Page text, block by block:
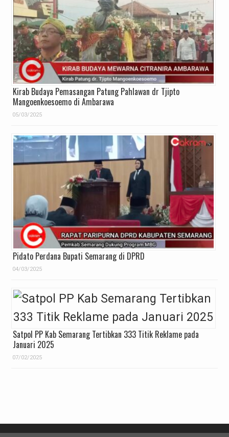
Kirab Budaya Pemasangan Patung Pahlawan dr Tjipto
Mangoenkoesoemo di Ambarawa
05/03/2025
Pidato Perdana Bupati Semarang di DPRD
04/03/2025
Satpol PP Kab Semarang Tertibkan 333 Titik Reklame pada
Januari 2025
07/02/2025